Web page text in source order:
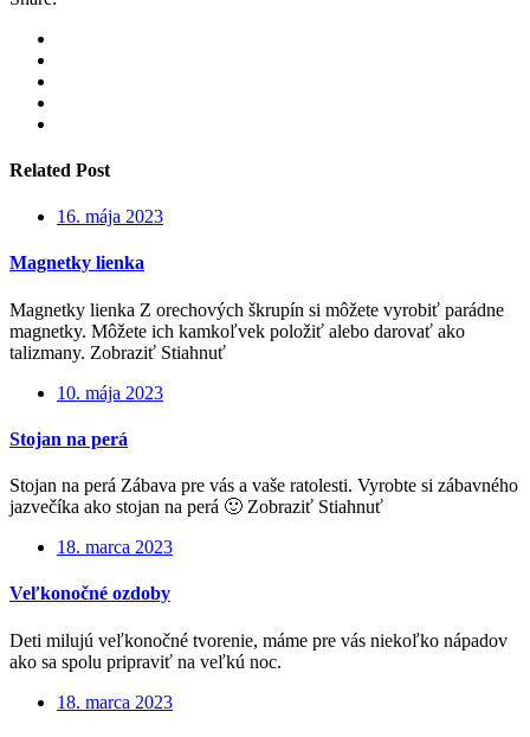
Related Post
16. mája 2023
Magnetky lienka
Magnetky lienka Z orechových škrupín si môžete vyrobiť parádne
magnetky. Môžete ich kamkoľvek položiť alebo darovať ako
talizmany. Zobraziť Stiahnuť
10. mája 2023
Stojan na perá
Stojan na perá Zábava pre vás a vaše ratolesti. Vyrobte si zábavného
jazvečíka ako stojan na perá 🙂 Zobraziť Stiahnuť
18. marca 2023
Veľkonočné ozdoby
Deti milujú veľkonočné tvorenie, máme pre vás niekoľko nápadov
ako sa spolu pripraviť na veľkú noc.
18. marca 2023